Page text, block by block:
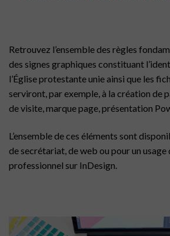
Retrouvez l’ensemble des règles
des signes graphiques constituant
l’Égliseprotestante unie ainsi que les
serviront, par exemple, à la création de
de visite, marque page, présentation
L’ensemble de ces éléments sont
de secrétariat, de web ou pour un usage
professionnel sur InDesign.